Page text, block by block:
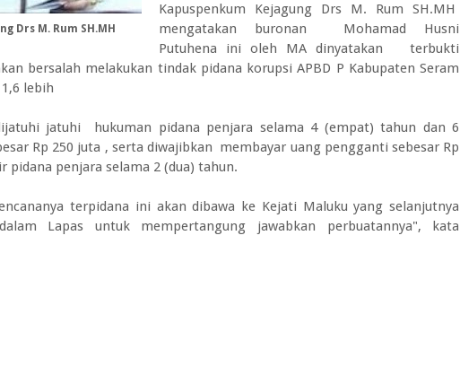
Drs M. Rum SH.MH
Kapuspenkum Kejagung Drs M. Rum SH.MH
mengatakan buronan Mohamad Husni
Putuhena ini oleh MA dinyatakan terbukti
bersalah melakukan tindak pidana korupsi APBD P Kabupaten Seram
lebih
jatuhi hukuman pidana penjara selama 4 (empat) tahun dan 6
Rp 250 juta , serta diwajibkan membayar uang pengganti sebesar Rp
pidana penjara selama 2 (dua) tahun.
terpidana ini akan dibawa ke Kejati Maluku yang selanjutnya
Lapas untuk mempertangung jawabkan perbuatannya", kata